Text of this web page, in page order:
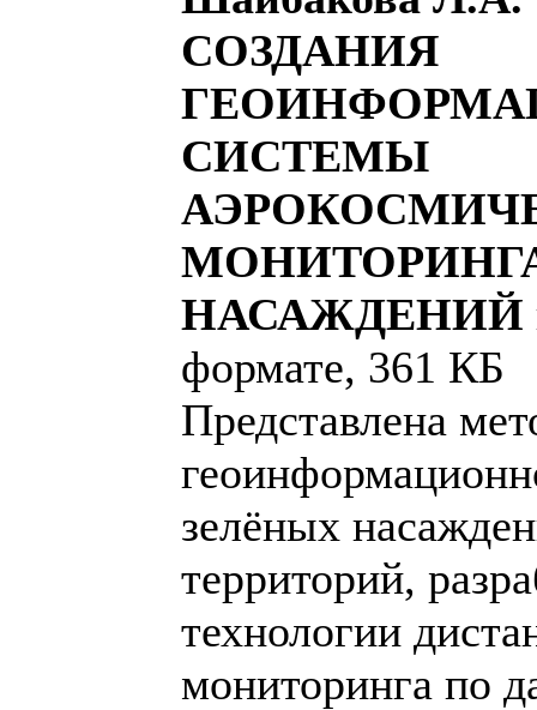
СОЗДАНИЯ
СИСТЕМЫ
НАСАЖДЕНИЙ
формате, 361 КБ
Представлена
зелёных
территорий,
технологии
мониторинга по